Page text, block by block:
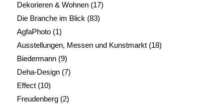
Dekorieren & Wohnen(17)
Die Branche im Blick (83)
AgfaPhoto(1)
Ausstellungen, Messen und Kunstmarkt(18)
Biedermann(9)
Deha-Design(7)
Effect(10)
Freudenberg(2)